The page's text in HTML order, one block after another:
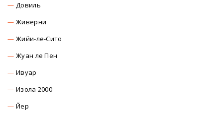
Довиль
Живерни
Жийи-ле-Сито
Жуан ле Пен
Ивуар
Изола 2000
Йер